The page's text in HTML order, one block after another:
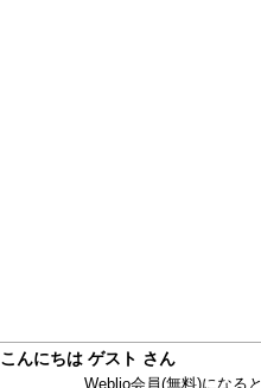
こんにちは ゲスト さん
Weblio会員(無料)になると